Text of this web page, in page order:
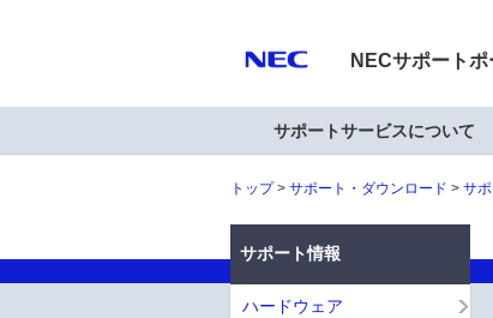
NECサポート
サポートサービスについて
トップ サポート・ダウンロード サ
サポート情報
ハードウェア